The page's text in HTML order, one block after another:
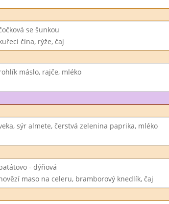
se šunkou
čína, rýže, čaj
máslo, rajče, mléko
sýr almete, čerstvá zelenina paprika, mléko
- dýňová
maso na celeru, bramborový knedlík, čaj